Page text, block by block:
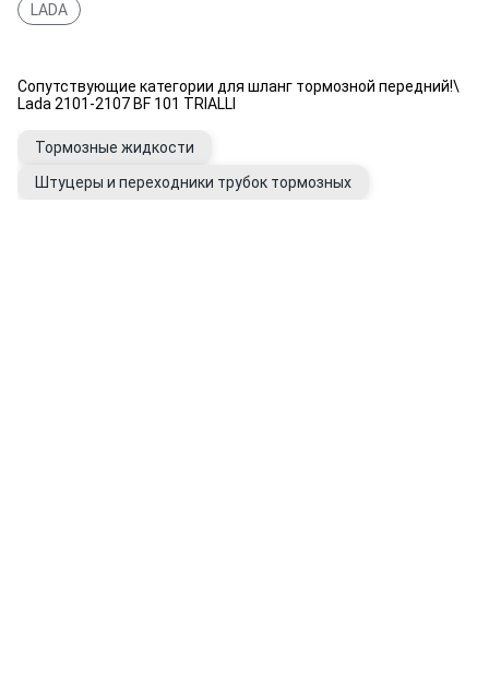
LADA
Сопутствующие категории для шланг тормозной передний!\
Lada 2101-2107 BF 101 TRIALLI
Тормозные жидкости
Штуцеры и переходники трубок тормозных